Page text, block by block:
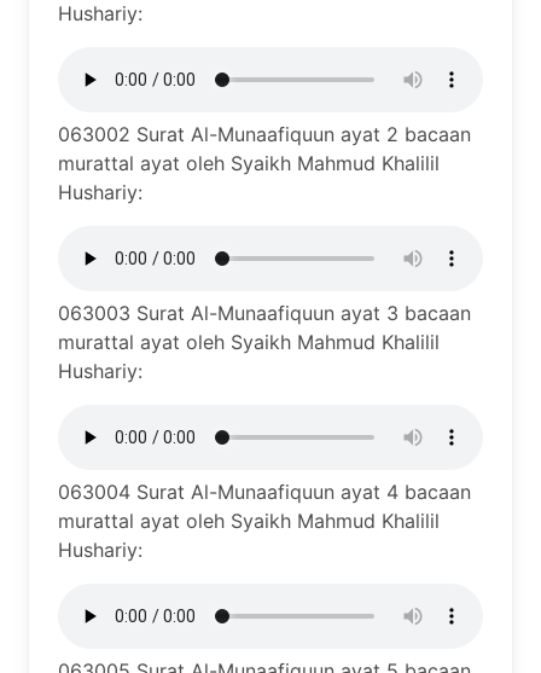
Hushariy:
063002 Surat Al-Munaafiquun ayat 2 bacaan
murattal ayat oleh Syaikh Mahmud Khalilil
Hushariy:
063003 Surat Al-Munaafiquun ayat 3 bacaan
murattal ayat oleh Syaikh Mahmud Khalilil
Hushariy:
063004 Surat Al-Munaafiquun ayat 4 bacaan
murattal ayat oleh Syaikh Mahmud Khalilil
Hushariy: